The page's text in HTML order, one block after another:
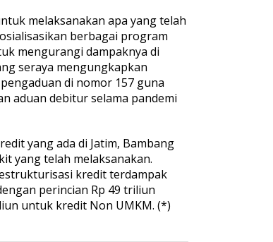
melaksanakan apa yang telah
berbagai program
mengurangi dampaknya di
seraya mengungkapkan
di nomor 157 guna
aduan debitur selama pandemi
yang ada di Jatim, Bambang
yang telah melaksanakan.
kredit terdampak
perincian Rp 49 triliun
untuk kredit Non UMKM. (*)